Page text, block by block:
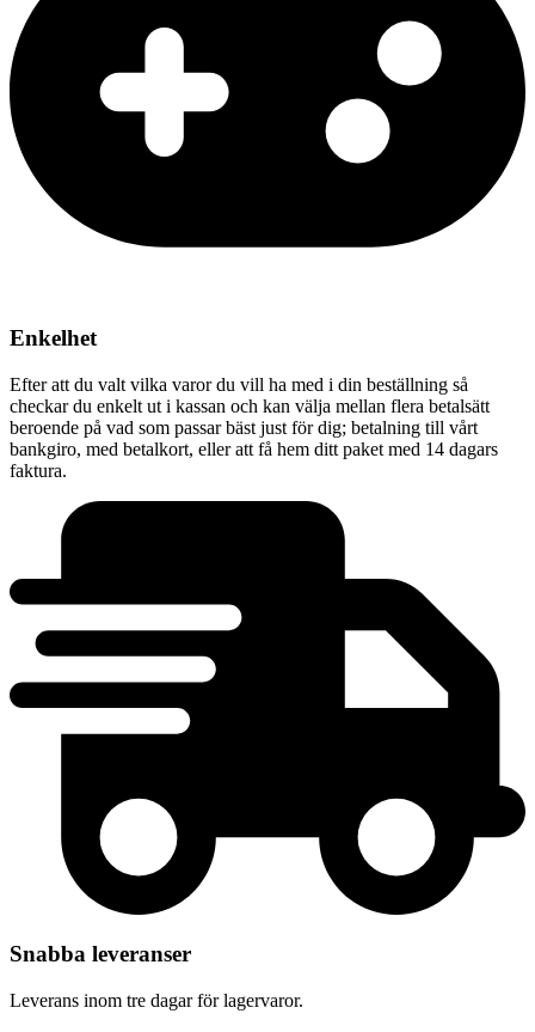
Enkelhet
Efter att du valt vilka varor du vill ha med i din beställning så
checkar du enkelt ut i kassan och kan välja mellan flera betalsätt
beroende på vad som passar bäst just för dig; betalning till vårt
bankgiro, med betalkort, eller att få hem ditt paket med 14 dagars
faktura.
Snabba leveranser
Leverans inom tre dagar för lagervaror.